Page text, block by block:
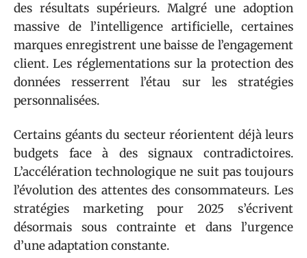
des résultats supérieurs. Malgré une adoption
massive de l’intelligence artificielle, certaines
marques enregistrent une baisse de l’engagement
client. Les réglementations sur la protection des
données resserrent l’étau sur les stratégies
personnalisées.
Certains géants du secteur réorientent déjà leurs
budgets face à des signaux contradictoires.
L’accélération technologique ne suit pas toujours
l’évolution des attentes des consommateurs. Les
stratégies marketing pour 2025 s’écrivent
désormais sous contrainte et dans l’urgence
d’une adaptation constante.